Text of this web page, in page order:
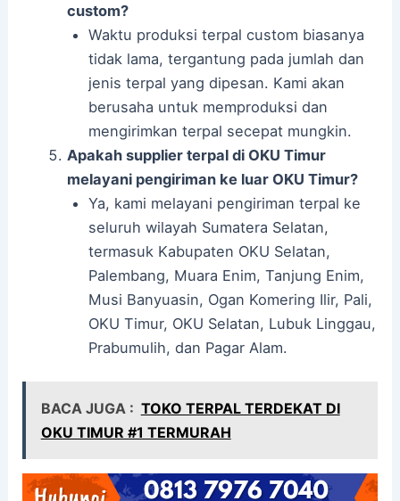
custom?
Waktu produksi terpal custom biasanya
tidak lama, tergantung pada jumlah dan
jenis terpal yang dipesan. Kami akan
berusaha untuk memproduksi dan
mengirimkan terpal secepat mungkin.
Apakah supplier terpal di OKU Timur
melayani pengiriman ke luar OKU Timur?
Ya, kami melayani pengiriman terpal ke
seluruh wilayah Sumatera Selatan,
termasuk Kabupaten OKU Selatan,
Palembang, Muara Enim, Tanjung Enim,
Musi Banyuasin, Ogan Komering Ilir, Pali,
OKU Timur, OKU Selatan, Lubuk Linggau,
Prabumulih, dan Pagar Alam.
BACA JUGA : TOKO TERPAL TERDEKAT DI
OKU TIMUR #1 TERMURAH